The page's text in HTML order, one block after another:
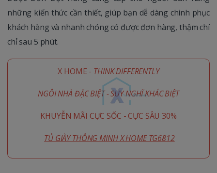
những kiến thức cần thiết, giúp bạn dễ dàng chinh phục
khách hàng và nhanh chóng có được đơn hàng, thậm chí
chỉ sau 5 phút.
X HOME - THINK DIFFERENTLY
NGÔI NHÀ ĐẶC BIỆT - SUY NGHĨ KHÁC BIỆT
KHUYỄN MÃI CỰC SỐC - CỰC SÂU 30%
TỦ GIÀY THÔNG MINH X HOME TG6812